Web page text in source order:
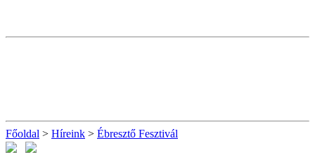
Főoldal > Híreink > Ébresztő Fesztivál